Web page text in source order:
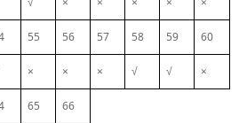
55 56 57 58 59
60
× × × √ √
×
65
66